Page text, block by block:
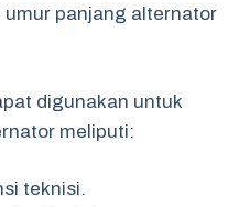
panjang alternator
digunakan untuk
meliputi:
teknisi.